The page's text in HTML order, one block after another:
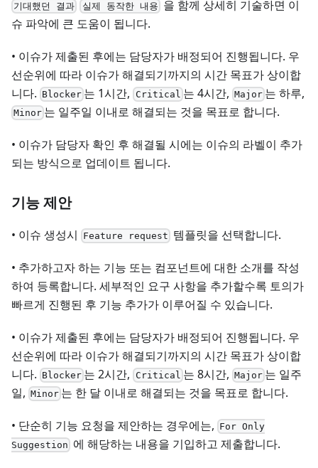
기대했던 결과 실제 동작한 내용 을 함께 상세히 기술하면 이
슈 파악에 큰 도움이 됩니다.
• 이슈가 제출된 후에는 담당자가 배정되어 진행됩니다. 우
선순위에 따라 이슈가 해결되기까지의 시간 목표가 상이합
니다. Blocker 는 1시간, Critical 는 4시간, Major 는 하루,
Minor 는 일주일 이내로 해결되는 것을 목표로 합니다.
• 이슈가 담당자 확인 후 해결될 시에는 이슈의 라벨이 추가
되는 방식으로 업데이트 됩니다.
기능 제안
• 이슈 생성시 Feature request 템플릿을 선택합니다.
• 추가하고자 하는 기능 또는 컴포넌트에 대한 소개를 작성
하여 등록합니다. 세부적인 요구 사항을 추가할수록 토의가
빠르게 진행된 후 기능 추가가 이루어질 수 있습니다.
• 이슈가 제출된 후에는 담당자가 배정되어 진행됩니다. 우
선순위에 따라 이슈가 해결되기까지의 시간 목표가 상이합
니다. Blocker 는 2시간, Critical 는 8시간, Major 는 일주
일, Minor 는 한 달 이내로 해결되는 것을 목표로 합니다.
• 단순히 기능 요청을 제안하는 경우에는, For Only
Suggestion 에 해당하는 내용을 기입하고 제출합니다.